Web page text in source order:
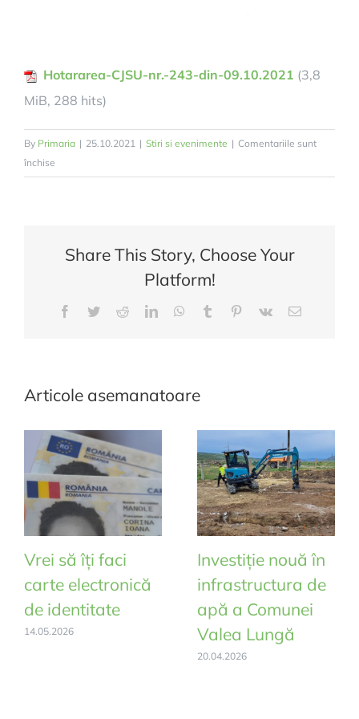
Hotararea-CJSU-nr.-243-din-09.10.2021 (3,8
MiB, 288 hits)
By Primaria | 25.10.2021 | Stiri si evenimente | Comentariile sunt
închise
Hotărârea
23.10.2021
Alba
ratei
incidență
cumulată
la
14
a
de
îmbolnăvire
cu
Share This Story, Choose Your
Platform!
Facebook
TwitterRedditLinkedInWhatsApp
Tumblr Pinterest
Vk
E-
Articole asemanatoare
Vrei să îți faci
carte electronică
de identitate
14.05.2026
Investiție nouă în
infrastructura de
apă a Comunei
Valea Lungă
20.04.2026